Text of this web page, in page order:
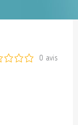
0 avis